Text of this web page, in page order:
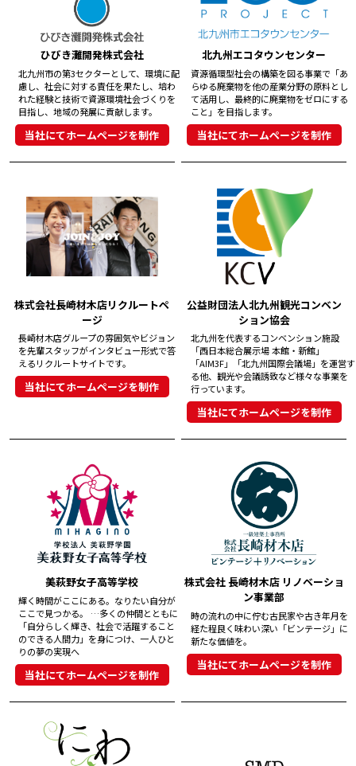
ひびき灘開発株式会社
北九州市の第3セクターとして、環境に配
慮し、社会に対する責任を果たし、培わ
れた経験と技術で資源環境社会づくりを
目指し、地域の発展に貢献します。
当社にてホームページを制作
北九州エコタウンセンター
資源循環型社会の構築を図る事業で「あ
らゆる廃棄物を他の産業分野の原料とし
て活用し、最終的に廃棄物をゼロにする
こと」を目指します。
当社にてホームページを制作
株式会社長崎材木店リクルートペ
ージ
長崎材木店グループの雰囲気やビジョン
を先輩スタッフがインタビュー形式で答
えるリクルートサイトです。
当社にてホームページを制作
公益財団法人北九州観光コンベン
ション協会
北九州を代表するコンベンション施設
「西日本総合展示場 本館・新館」
「AIM3F」「北九州国際会議場」を運営す
る他、観光や会議誘致など様々な事業を
行っています。
当社にてホームページを制作
美萩野女子高等学校
輝く時間がここにある。なりたい自分が
ここで見つかる。 …多くの仲間とともに
「自分らしく輝き、社会で活躍すること
のできる人間力」を身につけ、一人ひと
りの夢の実現へ
当社にてホームページを制作
株式会社 長崎材木店 リノベーショ
ン事業部
時の流れの中に佇む古民家や古き年月を
経た程良く味わい深い「ビンテージ」に
新たな価値を。
当社にてホームページを制作